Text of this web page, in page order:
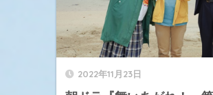
2022年11月23日